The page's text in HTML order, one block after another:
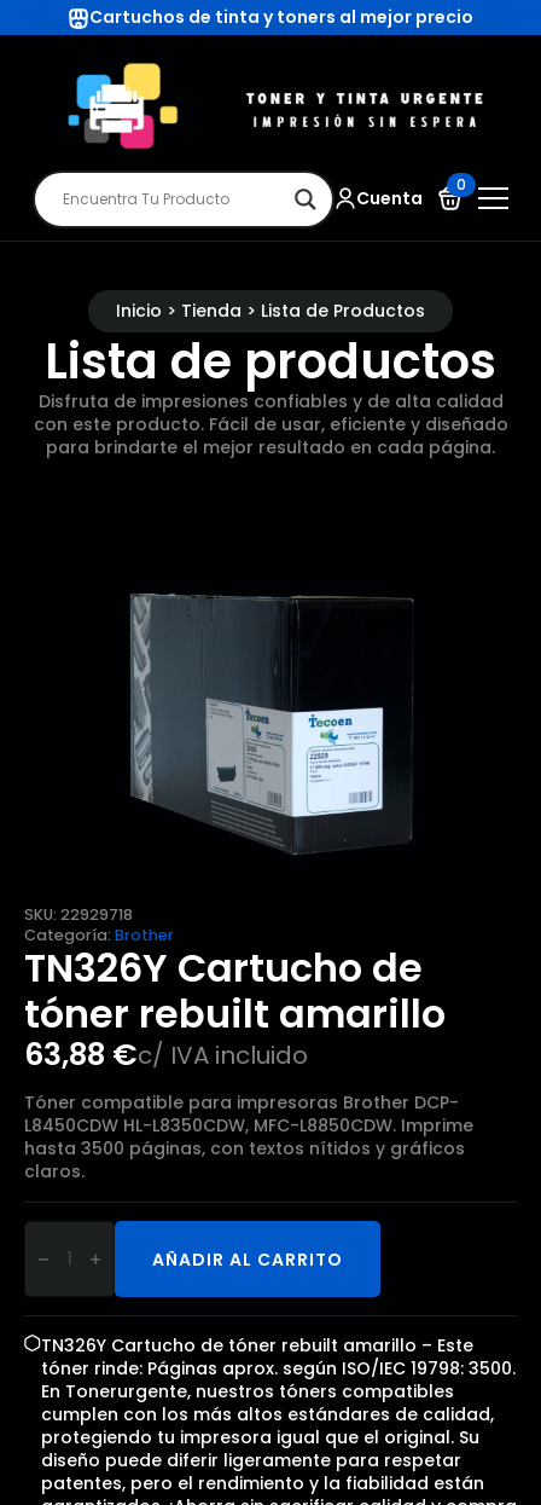
Cartuchos de tinta y toners al mejor precio
Cuenta
0
Inicio > Tienda > Lista de Productos
Lista de productos
Disfruta de impresiones confiables y de alta calidad
con este producto. Fácil de usar, eficiente y diseñado
para brindarte el mejor resultado en cada página.
SKU: 22929718
Categoría: Brother
TN326Y Cartucho de
tóner rebuilt amarillo
63,88 €c/ IVA incluido
Tóner compatible para impresoras Brother DCP-
L8450CDW HL-L8350CDW, MFC-L8850CDW. Imprime
hasta 3500 páginas, con textos nítidos y gráficos
claros.
TN326Y
Cartucho
de
amarillo
cantidad
AÑADIR AL CARRITO
TN326Y Cartucho de tóner rebuilt amarillo – Este
tóner rinde: Páginas aprox. según ISO/IEC 19798: 3500.
En Tonerurgente, nuestros tóners compatibles
cumplen con los más altos estándares de calidad,
protegiendo tu impresora igual que el original. Su
diseño puede diferir ligeramente para respetar
patentes, pero el rendimiento y la fiabilidad están